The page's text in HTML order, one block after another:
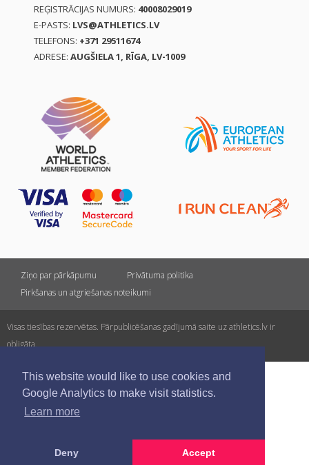
This website would like to use cookies and
Google Analytics to make visit statistics.
Learn more
Deny Accept
REĢISTRĀCIJAS NUMURS: 40008029019
E-PASTS: LVS@ATHLETICS.LV
TELEFONS: +371 29511674
ADRESE: AUGŠIELA 1, RĪGA, LV-1009
Ziņo par pārkāpumu
Privātuma politika
Pirkšanas un atgriešanas noteikumi
Visas tiesības rezervētas. Pārpublicēšanas gadījumā saite uz athletics.lv ir
obligāta.